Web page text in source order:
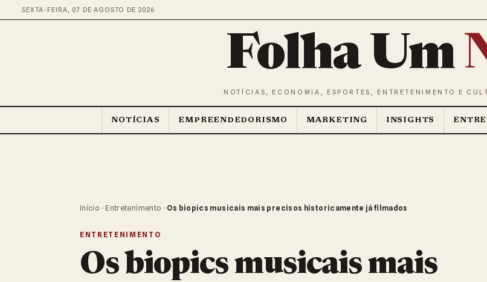
SEXTA-FEIRA, 07 DE AGOSTO DE 2026
Folha Um
NOTÍCIAS, ECONOMIA, ESPORTES, ENTRETENIMENTO E
NOTÍCIAS EMPREENDEDORISMO MARKETING INSIGHTS
Início › Entretenimento › Os biopics musicais mais precisos historicamente já filmados
ENTRETENIMENTO
Os biopics musicais mais